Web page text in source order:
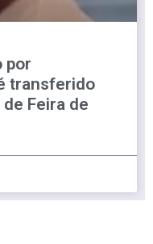
por
transferido
Feira de